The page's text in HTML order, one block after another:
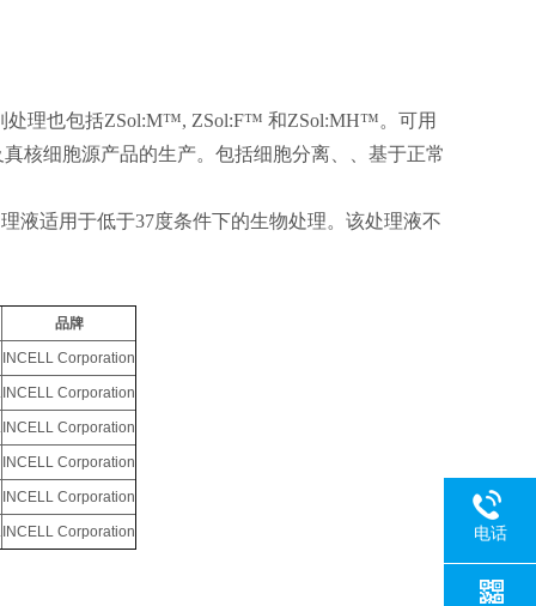
处理也包括ZSol:M™, ZSol:F™ 和ZSol:MH™。可用
核细胞源产品的生产。包括细胞分离、、基于正常
液适用于低于37度条件下的生物处理。该处理液不
品牌
INCELL Corporation
INCELL Corporation
INCELL Corporation
INCELL Corporation
INCELL Corporation
INCELL Corporation 电话